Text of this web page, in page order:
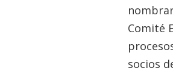
Comité
socios